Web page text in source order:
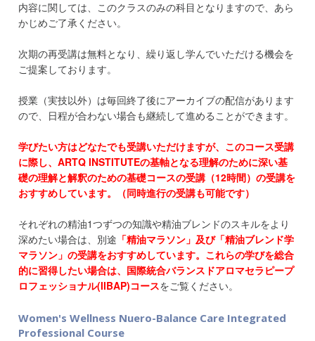
内容に関しては、このクラスのみの科目となりますので、あら
かじめご了承ください。
次期の再受講は無料となり、繰り返し学んでいただける機会を
ご提案しております。
授業（実技以外）は毎回終了後にアーカイブの配信があります
ので、日程が合わない場合も継続して進めることができます。
学びたい方はどなたでも受講いただけますが、このコース受講
に際し、ARTQ INSTITUTEの基軸となる理解のために深い基
礎の理解と解釈のための基礎コースの受講（12時間）の受講を
おすすめしています。（同時進行の受講も可能です）
それぞれの精油1つずつの知識や精油ブレンドのスキルをより
深めたい場合は、別途 「精油マラソン」及び「精油ブレンド学
マラソン」の受講をおすすめしています。これらの学びを総合
的に習得したい場合は、国際統合バランスドアロマセラピープ
ロフェッショナル(IIBAP)コースをご覧ください。
Women's Wellness Nuero-Balance Care Integrated
Professional Course